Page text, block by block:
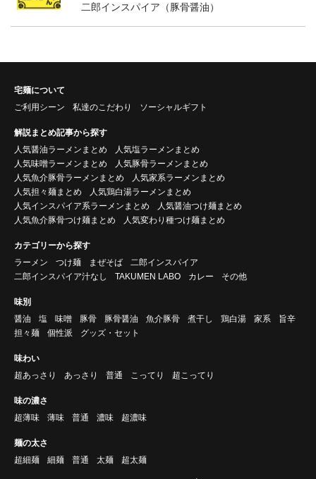
二郎インスパイア（豚骨醤油）
宅麺について
ご利用シーン
私達のこだわり ソーシャルギフト
解説まとめ記事から探す
人気醤油ラーメンまとめ
人気塩ラーメンまとめ
人気味噌ラーメンまとめ
人気豚骨ラーメンまとめ
人気魚介豚骨ラーメンまとめ
人気家系ラーメンまとめ
人気担々麺まとめ
人気鶏白湯ラーメンまとめ
人気インスパイア系ラーメンまとめ
人気醤油つけ麺まとめ
人気魚介豚骨つけ麺まとめ
人気変わり種つけ麺まとめ
カテゴリーから探す
ラーメン
つけ麺 まぜそば
二郎インスパイア
二郎インスパイア汁なし
TAKUMEN LABO カレー その他
味別
醤油
塩 味噌 豚骨 豚骨醤油 魚介豚骨 煮干し 鶏白湯 家系
旨辛
担々麺
個性派 グッズ・セット
味わい
超あっさり
あっさり 普通 こってり 超こってり
味の濃さ
超薄味
薄味 普通 濃味 超濃味
麺の太さ
超細麺
細麺 普通 太麺 超太麺